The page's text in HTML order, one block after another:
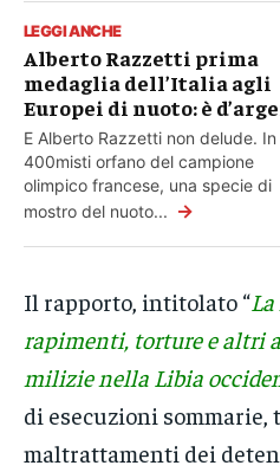
LEGGI ANCHE
Alberto Razzetti prima
medaglia dell’Italia agli
Europei di nuoto: è
E Alberto Razzetti non delude. In
400misti orfano del campione
olimpico francese, una specie di
mostro del nuoto... →
Il rapporto, intitolato “
rapimenti, torture e altri
milizie nella Libia
di esecuzioni sommarie,
maltrattamenti dei